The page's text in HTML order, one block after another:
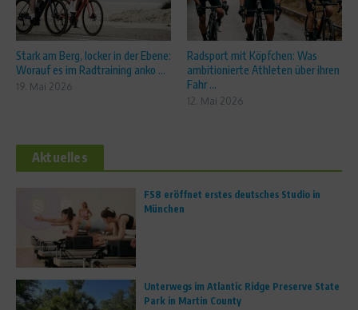
Stark am Berg, locker in der Ebene:
Worauf es im Radtraining anko ...
19. Mai 2026
Radsport mit Köpfchen: Was
ambitionierte Athleten über ihren
Fahr ...
12. Mai 2026
Aktuelles
FS8 eröffnet erstes deutsches Studio in
München
Unterwegs im Atlantic Ridge Preserve State
Park in Martin County